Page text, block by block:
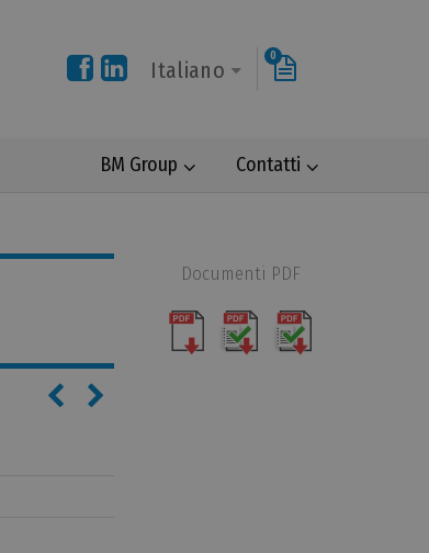
Italiano
0
Contatti
BM Group
Documenti PDF